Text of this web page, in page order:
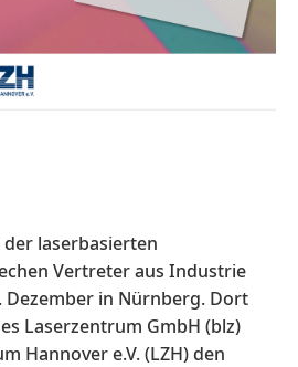
laserbasierten
Vertreter aus Industrie
Dezember in Nürnberg. Dort
Laserzentrum GmbH (blz)
Hannover e.V. (LZH) den